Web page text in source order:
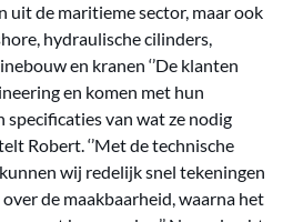
uit de maritieme sector, maar ook
hydraulische cilinders,
en kranen ‘’De klanten
en komen met hun
specificaties van wat ze nodig
Robert. ‘’Met de technische
wij redelijk snel tekeningen
de maakbaarheid, waarna het